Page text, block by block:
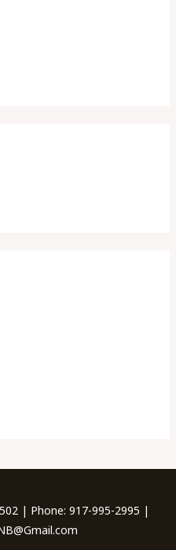
| Phone: 917-995-2995 |